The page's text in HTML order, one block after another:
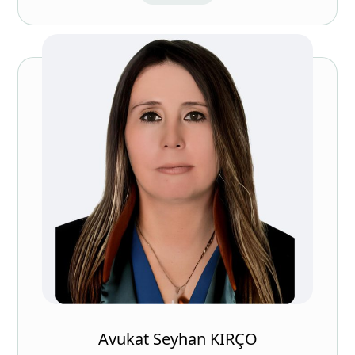
Avukat Seyhan KIRÇO